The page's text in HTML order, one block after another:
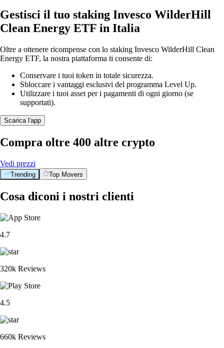
Gestisci il tuo staking Invesco WilderHill
Clean Energy ETF in Italia
Oltre a ottenere ricompense con lo staking Invesco WilderHill Clean
Energy ETF, la nostra piattaforma ti consente di:
Conservare i tuoi token in totale sicurezza.
Sbloccare i vantaggi esclusivi del programma Level Up.
Utilizzare i tuoi asset per i pagamenti di ogni giorno (se
supportati).
Scarica l'app
Compra oltre 400 altre crypto
Vedi prezzi
Trending Top Movers
Cosa diconi i nostri clienti
4.7
320k Reviews
4.5
660k Reviews